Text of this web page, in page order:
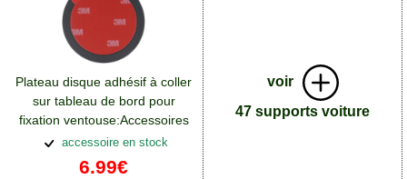
Plateau disque adhésif à coller
sur tableau de bord pour
fixation ventouse:Accessoires
Alcatel Pop 4 Plus
accessoire en stock
6.99€
voir
47 supports voiture